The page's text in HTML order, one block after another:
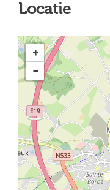
Locatie
+
−